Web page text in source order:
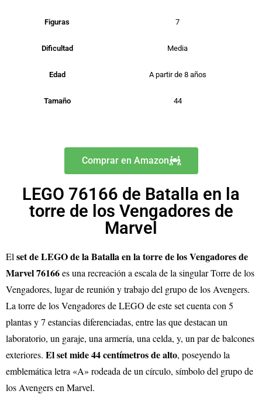
Figuras 7
Dificultad Media
Edad A partir de 8 años
Tamaño 44
Comprar en Amazon
LEGO 76166 de Batalla en la
torre de los Vengadores de
Marvel
El set de LEGO de la Batalla en la torre de los Vengadores de
Marvel 76166es una recreación a escala de la singular Torre de los
Vengadores, lugar de reunión y trabajo del grupo de los Avengers.
La torre de los Vengadores de LEGO de este set cuenta con 5
plantas y 7 estancias diferenciadas, entre las que destacan un
laboratorio, un garaje, una armería, una celda, y, un par de balcones
exteriores. El set mide 44 centímetros de alto, poseyendo la
emblemática letra «A» rodeada de un círculo, símbolo del grupo de
los Avengers en Marvel.